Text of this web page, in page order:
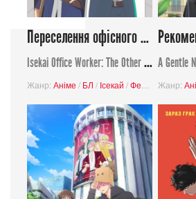
Переселення офісного планктону: рахунки іншого світу залежать від зальотного бухгалтера
Isekai Office Worker: The Other World's Books Depend on the Bean Counter
Жанр: Аніме / БЛ / Ісекай /Фентезі
A Gentle
Жанр: